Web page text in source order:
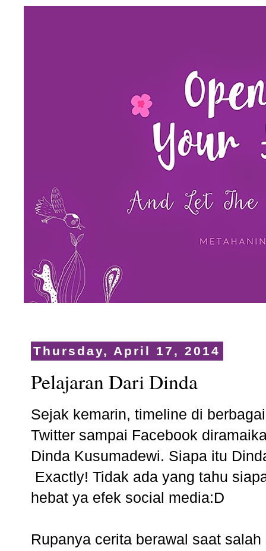
Thursday, April 17, 2014
Pelajaran Dari Dinda
Sejak kemarin, timeline di
Twitter sampai Facebook
Dinda Kusumadewi. Siapa itu
Exactly! Tidak ada yang tahu
hebat ya efek social media:D
Rupanya cerita berawal saat